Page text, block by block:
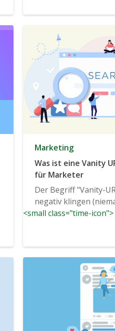
Marketing
Was ist eine Vanity
für Marketer
Der Begriff "Vanity-
negativ klingen
<small class="time-